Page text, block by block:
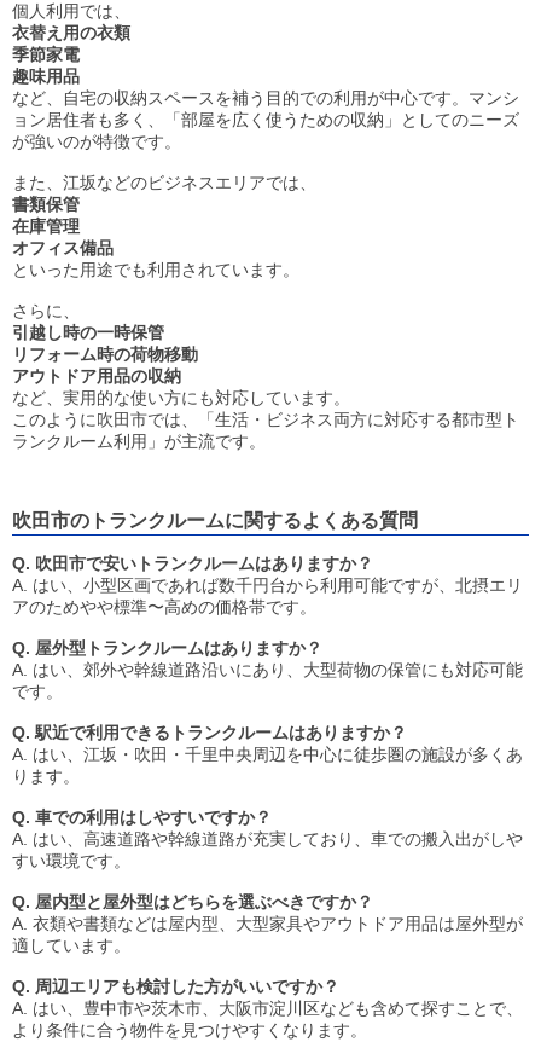
個人利用では、
衣替え用の衣類
季節家電
趣味用品
など、自宅の収納スペースを補う目的での利用が中心です。マンシ
ョン居住者も多く、「部屋を広く使うための収納」としてのニーズ
が強いのが特徴です。
また、江坂などのビジネスエリアでは、
書類保管
在庫管理
オフィス備品
といった用途でも利用されています。
さらに、
引越し時の一時保管
リフォーム時の荷物移動
アウトドア用品の収納
など、実用的な使い方にも対応しています。
このように吹田市では、「生活・ビジネス両方に対応する都市型ト
ランクルーム利用」が主流です。
吹田市のトランクルームに関するよくある質問
Q. 吹田市で安いトランクルームはありますか？
A. はい、小型区画であれば数千円台から利用可能ですが、北摂エリ
アのためやや標準〜高めの価格帯です。
Q. 屋外型トランクルームはありますか？
A. はい、郊外や幹線道路沿いにあり、大型荷物の保管にも対応可能
です。
Q. 駅近で利用できるトランクルームはありますか？
A. はい、江坂・吹田・千里中央周辺を中心に徒歩圏の施設が多くあ
ります。
Q. 車での利用はしやすいですか？
A. はい、高速道路や幹線道路が充実しており、車での搬入出がしや
すい環境です。
Q. 屋内型と屋外型はどちらを選ぶべきですか？
A. 衣類や書類などは屋内型、大型家具やアウトドア用品は屋外型が
適しています。
Q. 周辺エリアも検討した方がいいですか？
A. はい、豊中市や茨木市、大阪市淀川区なども含めて探すことで、
より条件に合う物件を見つけやすくなります。